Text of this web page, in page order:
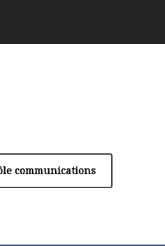
communications